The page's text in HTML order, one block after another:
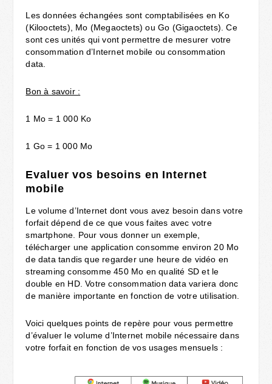
Les données échangées sont comptabilisées en Ko
(Kilooctets), Mo (Megaoctets) ou Go (Gigaoctets). Ce
sont ces unités qui vont permettre de mesurer votre
consommation d’Internet mobile ou consommation
data.
Bon à savoir :
1 Mo = 1 000 Ko
1 Go = 1 000 Mo
Evaluer vos besoins en Internet
mobile
Le volume d’Internet dont vous avez besoin dans votre
forfait dépend de ce que vous faites avec votre
smartphone. Pour vous donner un exemple,
télécharger une application consomme environ 20 Mo
de data tandis que regarder une heure de vidéo en
streaming consomme 450 Mo en qualité SD et le
double en HD. Votre consommation data variera donc
de manière importante en fonction de votre utilisation.
Voici quelques points de repère pour vous permettre
d’évaluer le volume d’Internet mobile nécessaire dans
votre forfait en fonction de vos usages mensuels :